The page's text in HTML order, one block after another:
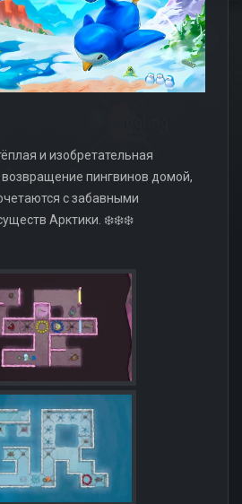
и изобретательная
возвращение пингвинов домой,
с забавными
Арктики. ❄️❄️❄️